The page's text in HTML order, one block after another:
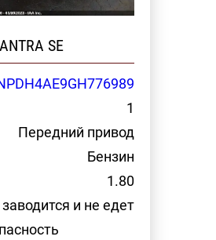
SE
1
Передний привод
Бензин
1.80
и не едет